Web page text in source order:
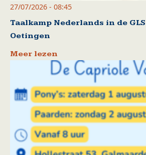
27/07/2026 - 08:45
Taalkamp Nederlands in de
Oetingen
Meer lezen